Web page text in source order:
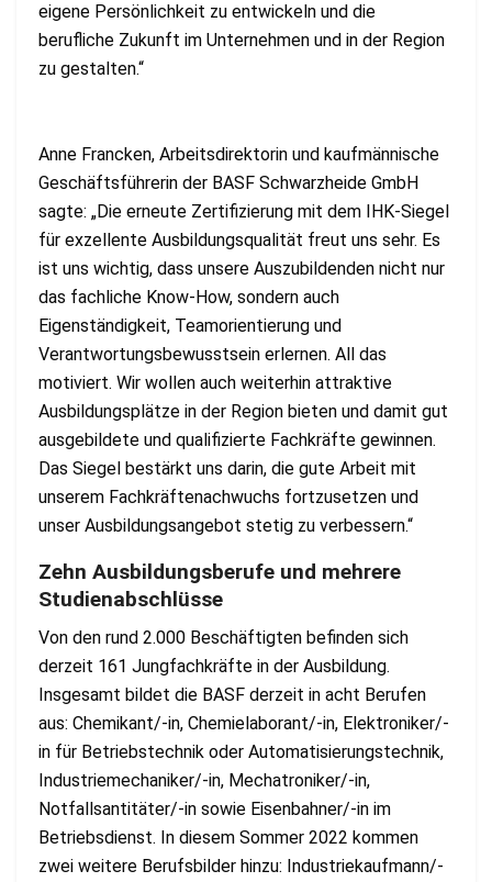
eigene Persönlichkeit zu entwickeln und die
berufliche Zukunft im Unternehmen und in der Region
zu gestalten.“
Anne Francken, Arbeitsdirektorin und kaufmännische
Geschäftsführerin der BASF Schwarzheide GmbH
sagte: „Die erneute Zertifizierung mit dem IHK-Siegel
für exzellente Ausbildungsqualität freut uns sehr. Es
ist uns wichtig, dass unsere Auszubildenden nicht nur
das fachliche Know-How, sondern auch
Eigenständigkeit, Teamorientierung und
Verantwortungsbewusstsein erlernen. All das
motiviert. Wir wollen auch weiterhin attraktive
Ausbildungsplätze in der Region bieten und damit gut
ausgebildete und qualifizierte Fachkräfte gewinnen.
Das Siegel bestärkt uns darin, die gute Arbeit mit
unserem Fachkräftenachwuchs fortzusetzen und
unser Ausbildungsangebot stetig zu verbessern.“
Zehn Ausbildungsberufe und mehrere
Studienabschlüsse
Von den rund 2.000 Beschäftigten befinden sich
derzeit 161 Jungfachkräfte in der Ausbildung.
Insgesamt bildet die BASF derzeit in acht Berufen
aus: Chemikant/-in, Chemielaborant/-in, Elektroniker/-
in für Betriebstechnik oder Automatisierungstechnik,
Industriemechaniker/-in, Mechatroniker/-in,
Notfallsantitäter/-in sowie Eisenbahner/-in im
Betriebsdienst. In diesem Sommer 2022 kommen
zwei weitere Berufsbilder hinzu: Industriekaufmann/-